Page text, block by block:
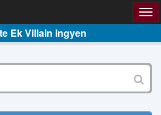
Ek Villain ingyen